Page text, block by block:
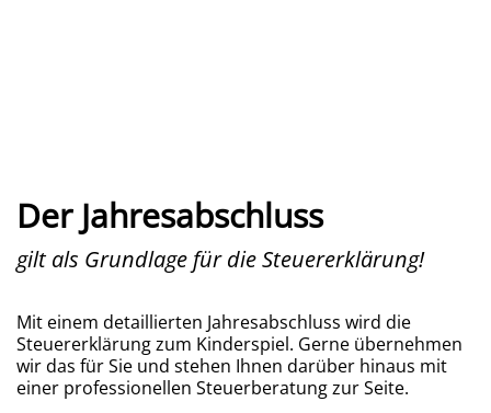
Der Jahresabschluss
gilt als Grundlage für die Steuererklärung!
Mit einem detaillierten Jahresabschluss wird die
Steuererklärung zum Kinderspiel. Gerne übernehmen
wir das für Sie und stehen Ihnen darüber hinaus mit
einer professionellen Steuerberatung zur Seite.